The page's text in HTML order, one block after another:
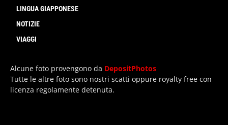
LINGUA GIAPPONESE
NOTIZIE
VIAGGI
Alcune foto provengono da DepositPhotos
Tutte le altre foto sono nostri scatti oppure royalty free con
licenza regolamente detenuta.